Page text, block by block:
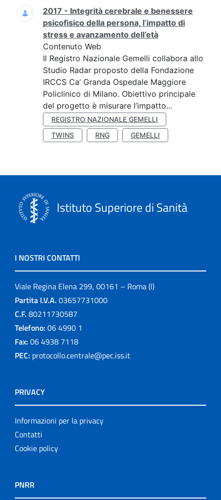
2017 - Integrità cerebrale e benessere
psicofisico della persona, l’impatto di
stress e avanzamento dell’età
Contenuto Web
Il Registro Nazionale Gemelli collabora allo
Studio Radar proposto della Fondazione
IRCCS Ca’ Granda Ospedale Maggiore
Policlinico di Milano. Obiettivo principale
del progetto è misurare l’impatto...
REGISTRO NAZIONALE GEMELLI
TWINS
RNG GEMELLI
Istituto Superiore di Sanità
I NOSTRI CONTATTI
Viale Regina Elena 299, 00161 – Roma (I)
Partita I.V.A. 03657731000
C.F. 80211730587
Telefono: 06 4990 1
Fax: 06 4938 7118
PEC: protocollo.centrale@pec.iss.it
PRIVACY
Informazioni per la privacy
Contatti
Cookie policy
PNRR